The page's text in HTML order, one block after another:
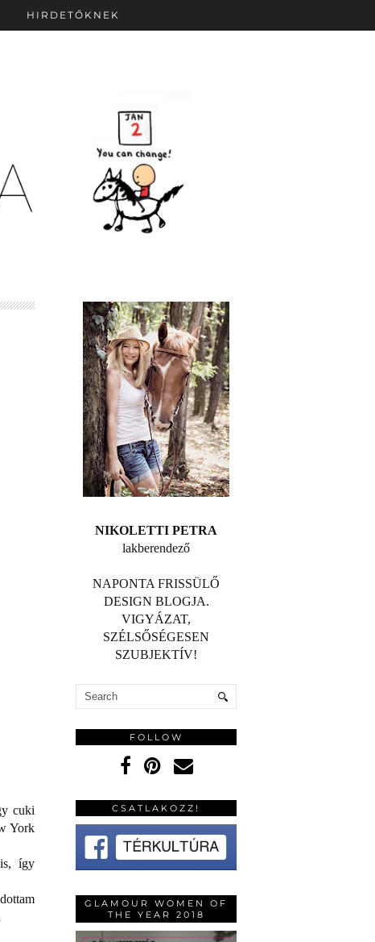
HIRDETŐKNEK
cuki
York
így
NIKOLETTI PETRA
lakberendező
NAPONTA FRISSÜLŐ
DESIGN BLOGJA.
VIGYÁZAT,
SZÉLSŐSÉGESEN
SZUBJEKTÍV!
FOLLOW
CSATLAKOZZ!
GLAMOUR WOMEN OF
THE YEAR 2018